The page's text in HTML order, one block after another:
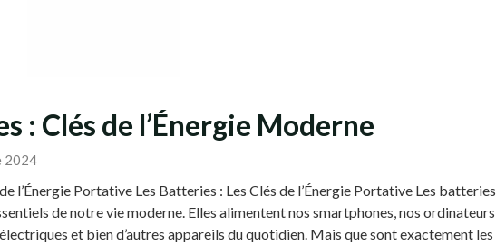
: Clés de l’Énergie Moderne
2024
l’Énergie Portative Les Batteries : Les Clés de l’Énergie Portative Les batteries
de notre vie moderne. Elles alimentent nos smartphones, nos ordinateurs
et bien d’autres appareils du quotidien. Mais que sont exactement les